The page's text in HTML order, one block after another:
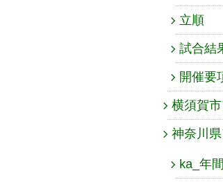
立順
試合結
開催要
横須賀
神奈川
ka_年